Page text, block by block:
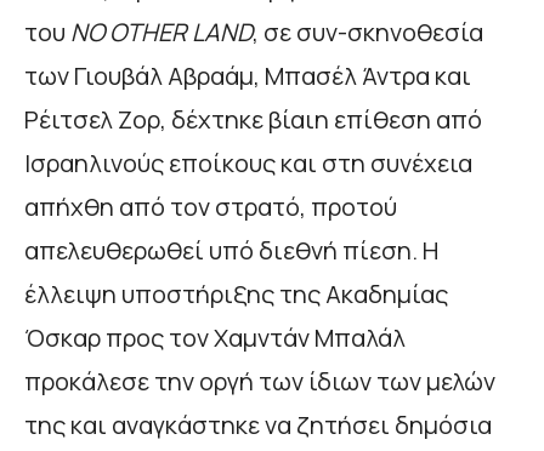
του NO OTHER LAND, σε συν-σκηνοθεσία
των Γιουβάλ Αβραάμ, Μπασέλ Άντρα και
Ρέιτσελ Ζορ, δέχτηκε βίαιη επίθεση από
Ισραηλινούς εποίκους και στη συνέχεια
απήχθη από τον στρατό, προτού
απελευθερωθεί υπό διεθνή πίεση. Η
έλλειψη υποστήριξης της Ακαδημίας
Όσκαρ προς τον Χαμντάν Μπαλάλ
προκάλεσε την οργή των ίδιων των μελών
της και αναγκάστηκε να ζητήσει δημόσια